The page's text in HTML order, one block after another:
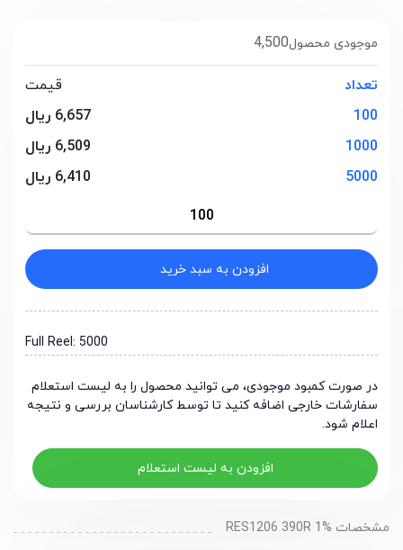
4,500موجودی محصول
تعداد
قیمت
100
6,657 ریال
1000
6,509 ریال
5000
6,410 ریال
افزودن به سبد خرید
Full Reel: 5000
در صورت کمبود موجودی، می توانید محصول را به لیست استعلام
سفارشات خارجی اضافه کنید تا توسط کارشناسان بررسی و نتیجه
اعلام شود.
افزودن به لیست استعلام
مشخصات RES1206 390R 1%